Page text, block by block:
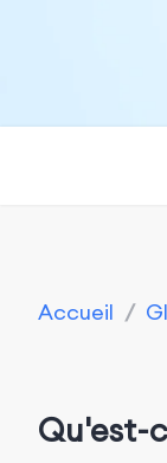
Accueil /
Qu'est-